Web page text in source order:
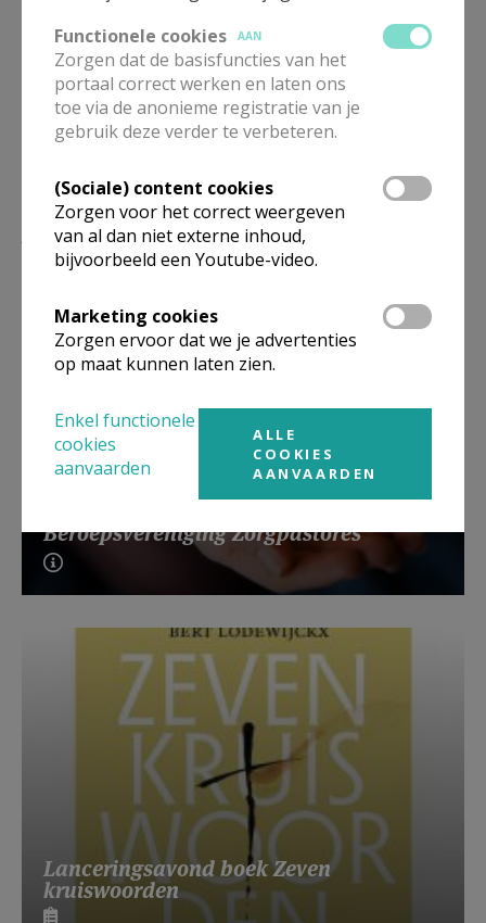
Deel dit artikel
Lees meer
Beroepsvereniging Zorgpastores
Lanceringsavond boek Zeven
kruiswoorden
Functionele cookies
AAN
Zorgen dat de basisfuncties van het
portaal correct werken en laten ons
toe via de anonieme registratie van je
gebruik deze verder te verbeteren.
(Sociale) content cookies
Zorgen voor het correct weergeven
van al dan niet externe inhoud,
bijvoorbeeld een Youtube-video.
Marketing cookies
Zorgen ervoor dat we je advertenties
op maat kunnen laten zien.
Enkel functionele
cookies
aanvaarden
ALLE
COOKIES
AANVAARDEN